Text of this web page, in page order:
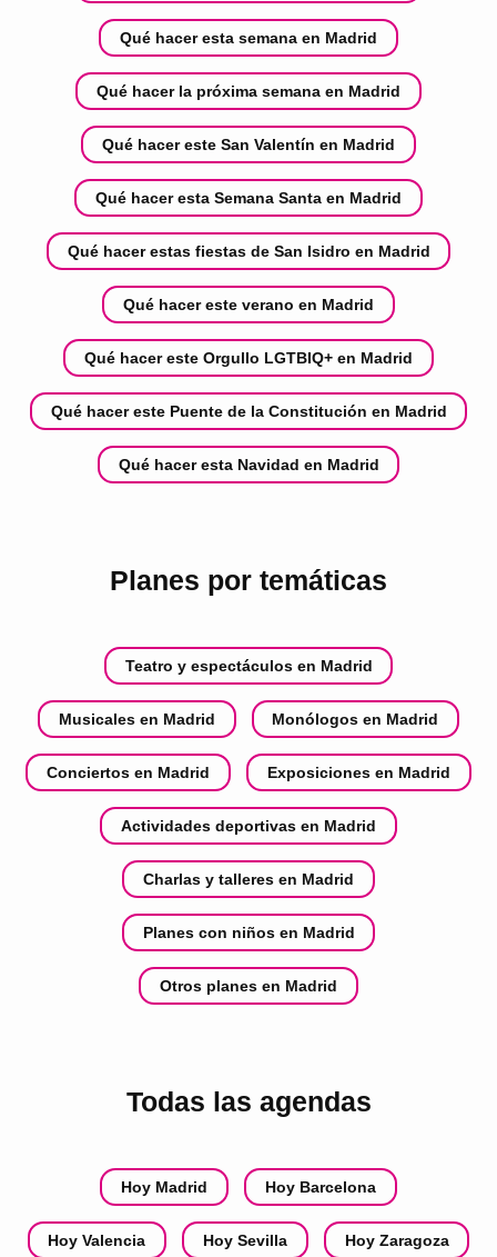
Qué hacer esta semana en Madrid
Qué hacer la próxima semana en Madrid
Qué hacer este San Valentín en Madrid
Qué hacer esta Semana Santa en Madrid
Qué hacer estas fiestas de San Isidro en Madrid
Qué hacer este verano en Madrid
Qué hacer este Orgullo LGTBIQ+ en Madrid
Qué hacer este Puente de la Constitución en Madrid
Qué hacer esta Navidad en Madrid
Planes por temáticas
Teatro y espectáculos en Madrid
Musicales en Madrid Monólogos en Madrid
Conciertos en Madrid Exposiciones en Madrid
Actividades deportivas en Madrid
Charlas y talleres en Madrid
Planes con niños en Madrid
Otros planes en Madrid
Todas las agendas
Hoy Madrid Hoy Barcelona
Hoy Valencia Hoy Sevilla Hoy Zaragoza